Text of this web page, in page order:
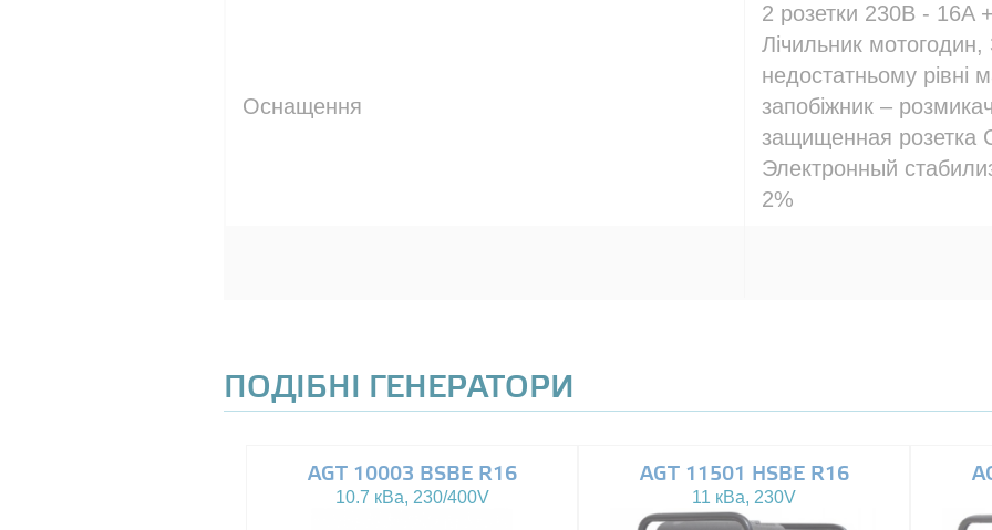
Оснащення
2 розетки 230В -
Лічильник
недостатньому рівні
запобіжник –
защищенная розетка
Электронный
2%
ПОДІБНІ ГЕНЕРАТОРИ
AGT 10003 BSBE R16
10.7 кВа, 230/400V
AGT 11501 HSBE R16
11 кВа, 230V